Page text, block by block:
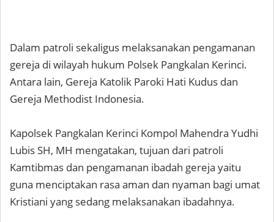
Dalam patroli sekaligus melaksanakan pengamanan
gereja di wilayah hukum Polsek Pangkalan Kerinci.
Antara lain, Gereja Katolik Paroki Hati Kudus dan
Gereja Methodist Indonesia.
Kapolsek Pangkalan Kerinci Kompol Mahendra Yudhi
Lubis SH, MH mengatakan, tujuan dari patroli
Kamtibmas dan pengamanan ibadah gereja yaitu
guna menciptakan rasa aman dan nyaman bagi umat
Kristiani yang sedang melaksanakan ibadahnya.